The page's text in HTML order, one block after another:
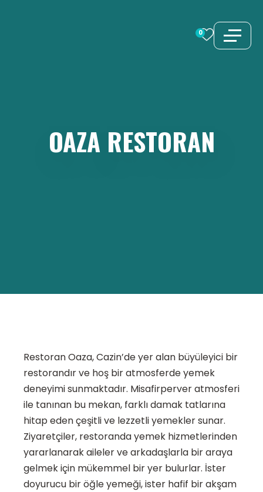
0
OAZA RESTORAN
Restoran Oaza, Cazin’de yer alan büyüleyici bir
restorandır ve hoş bir atmosferde yemek
deneyimi sunmaktadır. Misafirperver atmosferi
ile tanınan bu mekan, farklı damak tatlarına
hitap eden çeşitli ve lezzetli yemekler sunar.
Ziyaretçiler, restoranda yemek hizmetlerinden
yararlanarak aileler ve arkadaşlarla bir araya
gelmek için mükemmel bir yer bulurlar. İster
doyurucu bir öğle yemeği, ister hafif bir akşam